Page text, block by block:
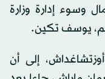
وسوء إدارة وزارة
يوسف تكين.
إلى أن